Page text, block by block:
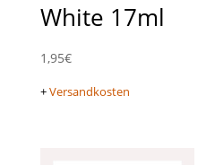
White 17ml
1,95€
+Versandkosten